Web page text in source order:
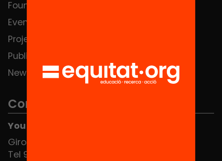
Foundation
Events
Projects
Publications and videos
News
Contact
You can find us at the Social HUB
Girona 34, interior 08010 Barcelona
Tel 934 588 700